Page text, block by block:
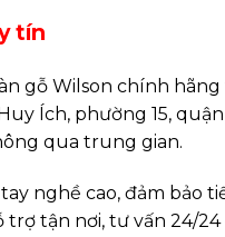
tín
gỗ Wilson chính hãng
Ích, phường 15,
qua trung gian.
nghề cao, đảm bảo
tận nơi, tư vấn 24/